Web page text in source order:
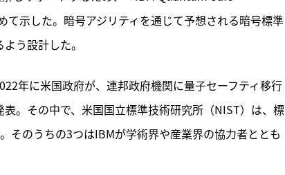
示した。暗号アジリティを通じて予想される暗号標準
う設計した。
年に米国政府が、連邦政府機関に量子セーフティ移行
。その中で、米国国立標準技術研究所（NIST）は、標
そのうちの3つはIBMが学術界や産業界の協力者ととも